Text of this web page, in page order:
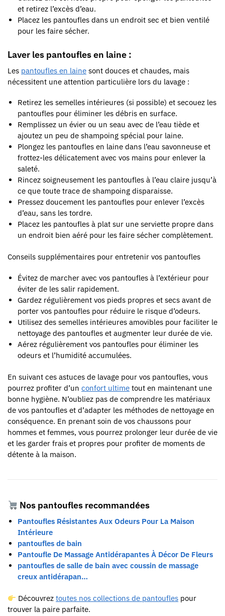
et retirez l’excès d’eau.
Placez les pantoufles dans un endroit sec et bien ventilé
pour les faire sécher.
Laver les pantoufles en laine :
Les pantoufles en laine sont douces et chaudes, mais
nécessitent une attention particulière lors du lavage :
Retirez les semelles intérieures (si possible) et secouez les
pantoufles pour éliminer les débris en surface.
Remplissez un évier ou un seau avec de l’eau tiède et
ajoutez un peu de shampoing spécial pour laine.
Plongez les pantoufles en laine dans l’eau savonneuse et
frottez-les délicatement avec vos mains pour enlever la
saleté.
Rincez soigneusement les pantoufles à l’eau claire jusqu’à
ce que toute trace de shampoing disparaisse.
Pressez doucement les pantoufles pour enlever l’excès
d’eau, sans les tordre.
Placez les pantoufles à plat sur une serviette propre dans
un endroit bien aéré pour les faire sécher complètement.
Conseils supplémentaires pour entretenir vos pantoufles
Évitez de marcher avec vos pantoufles à l’extérieur pour
éviter de les salir rapidement.
Gardez régulièrement vos pieds propres et secs avant de
porter vos pantoufles pour réduire le risque d’odeurs.
Utilisez des semelles intérieures amovibles pour faciliter le
nettoyage des pantoufles et augmenter leur durée de vie.
Aérez régulièrement vos pantoufles pour éliminer les
odeurs et l’humidité accumulées.
En suivant ces astuces de lavage pour vos pantoufles, vous
pourrez profiter d’un confort ultime tout en maintenant une
bonne hygiène. N’oubliez pas de comprendre les matériaux
de vos pantoufles et d’adapter les méthodes de nettoyage en
conséquence. En prenant soin de vos chaussons pour
hommes et femmes, vous pourrez prolonger leur durée de vie
et les garder frais et propres pour profiter de moments de
détente à la maison.
Nos pantoufles recommandées
Pantoufles Résistantes Aux Odeurs Pour La Maison
Intérieure
pantoufles de bain
Pantoufle De Massage Antidérapantes À Décor De Fleurs
pantoufles de salle de bain avec coussin de massage
creux antidérapan…
Découvreztoutes nos collections de pantoufles pour
trouver la paire parfaite.